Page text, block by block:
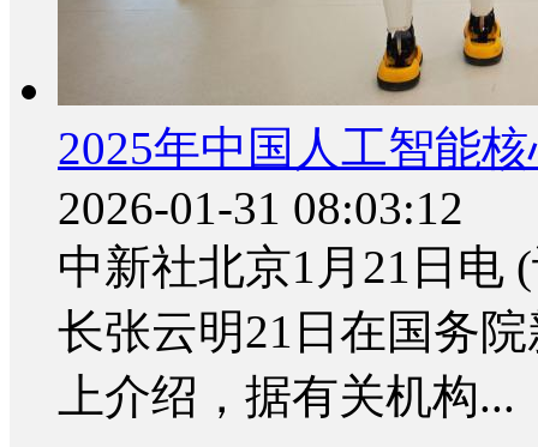
2025年中国人工智能
2026-01-31 08:03:12
中新社北京1月21日电
长张云明21日在国务
上介绍，据有关机构...